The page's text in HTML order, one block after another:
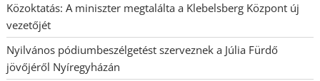
Közoktatás: A miniszter megtalálta a Klebelsberg Központ új
vezetőjét
Nyilvános pódiumbeszélgetést szerveznek a Júlia Fürdő
jövőjéről Nyíregyházán